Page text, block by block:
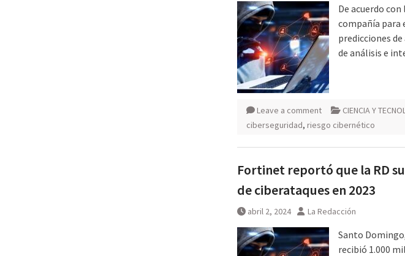
De acuerdo
compañía para
predicciones
de análisis e
Leave a comment CIENCIA Y
ciberseguridad, riesgo cibernético
Fortinet reportó que la RD
de ciberataques en 2023
abril 2, 2024 La Redacción
Santo
recibió 1.000